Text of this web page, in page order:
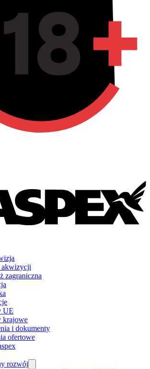
akwizycji
zagraniczna
UE
krajowe
i dokumenty
ofertowe
rozwój